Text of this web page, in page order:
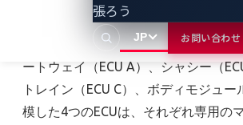
張ろう
JP お問い合わせ
RAMNのハードウェア設計はコンパ
完全な構成を備えています。典型的
ートウェイ（ECU A）、シャシー（
トレイン（ECU C）、ボディモジュー
模した4つのECUは、それぞれ専用の